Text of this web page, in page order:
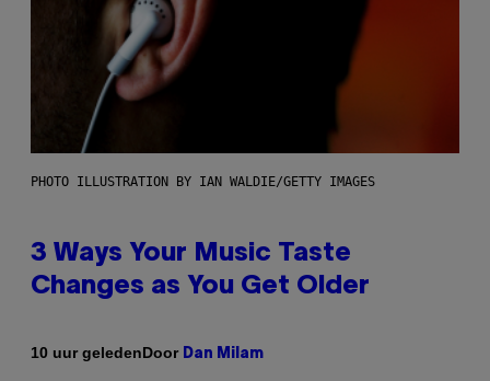
PHOTO ILLUSTRATION BY IAN WALDIE/GETTY IMAGES
3 Ways Your Music Taste
Changes as You Get Older
10 uur geledenDoor Dan Milam